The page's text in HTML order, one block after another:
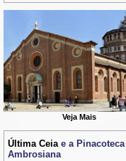
Veja Mais
Última Ceia e a Pinacoteca
Ambrosiana